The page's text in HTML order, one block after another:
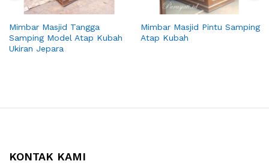
Mimbar Masjid Tangga
Samping Model Atap Kubah
Ukiran Jepara
Mimbar Masjid Pintu Samping
Atap Kubah
KONTAK KAMI